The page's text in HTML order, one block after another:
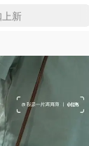
新
折
汇总
折
实拍
漏
1折起
起肤1折
折
送$50
地板价
6折
起
2折
票
3折
沐浴露
门票6折
香薰
2.3折
3折
天2折
折
折起
折
9折
仪9折
Live
3折
3.7折